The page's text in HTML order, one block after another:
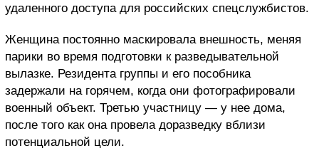
удаленного доступа для российских спецслужбистов.
Женщина постоянно маскировала внешность, меняя
парики во время подготовки к разведывательной
вылазке. Резидента группы и его пособника
задержали на горячем, когда они фотографировали
военный объект. Третью участницу — у нее дома,
после того как она провела доразведку вблизи
потенциальной цели.